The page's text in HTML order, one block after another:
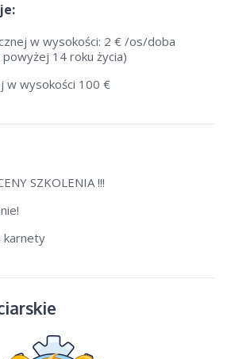
w wysokości: 2 € /os/doba
14 roku życia)
w wysokości 100 €
SZKOLENIA !!!
karnety